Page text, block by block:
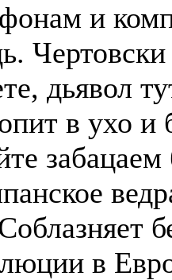
и
дьявол
в ухо
в